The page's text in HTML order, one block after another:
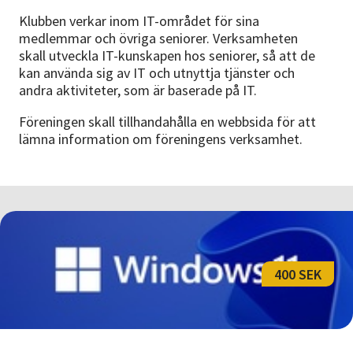
Klubben verkar inom IT-området för sina
medlemmar och övriga seniorer. Verksamheten
skall utveckla IT-kunskapen hos seniorer, så att de
kan använda sig av IT och utnyttja tjänster och
andra aktiviteter, som är baserade på IT.
Föreningen skall tillhandahålla en webbsida för att
lämna information om föreningens verksamhet.
400 SEK